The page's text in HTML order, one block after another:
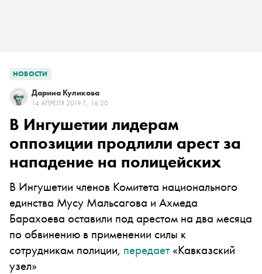
НОВОСТИ
Дарина Куликова
14 АПРЕЛЯ 2019 Г., 16:20
В Ингушетии лидерам
оппозиции продлили арест за
нападение на полицейских
В Ингушетии членов Комитета национального
единства Мусу Мальсагова и Ахмеда
Барахоева оставили под арестом на два месяца
по обвинению в применении силы к
сотрудникам полиции, передает«Кавказский
узел»